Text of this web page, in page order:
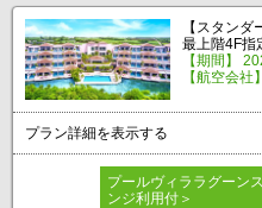
【スタン
最上階4F指
【期間】
【航空会社】
プラン詳細を表示する
プールヴィララグーン
ンジ利用付＞